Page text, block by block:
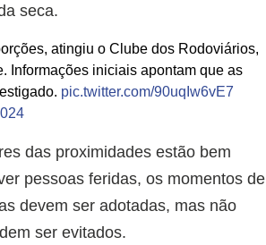
seca.
atingiu o Clube dos Rodoviários,
Informações iniciais apontam que as
pic.twitter.com/90uqIw6vE7
das proximidades estão bem
pessoas feridas, os momentos de
devem ser adotadas, mas não
ser evitados.